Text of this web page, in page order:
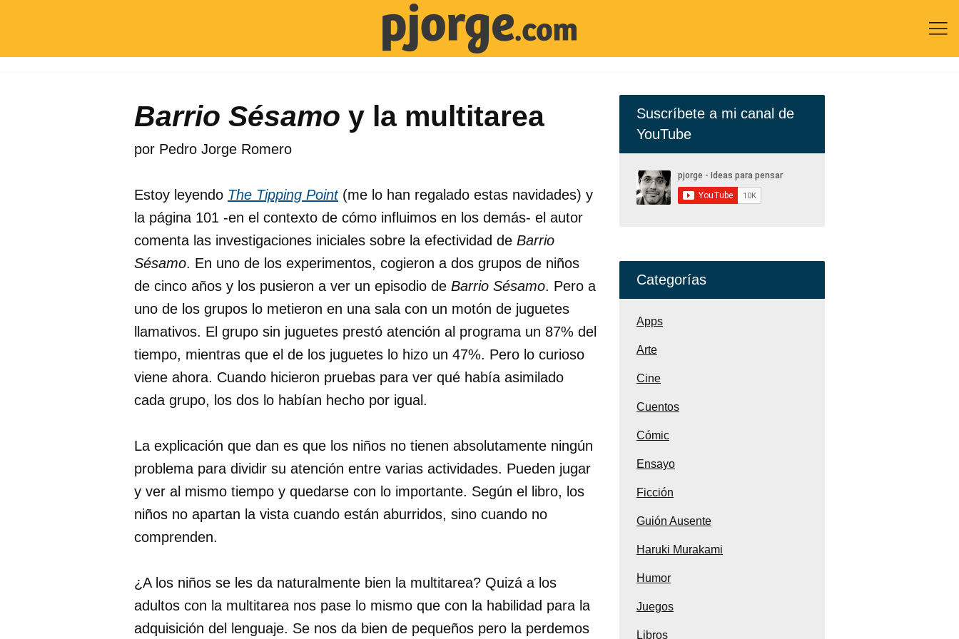

Barrio Sésamo y la multitarea
por Pedro Jorge Romero
Estoy leyendo The Tipping Point(me lo han regalado estas navidades) y
la página 101 -en el contexto de cómo influimos en los demás- el autor
comenta las investigaciones iniciales sobre la efectividad de Barrio
Sésamo. En uno de los experimentos, cogieron a dos grupos de niños
de cinco años y los pusieron a ver un episodio de Barrio Sésamo. Pero a
uno de los grupos lo metieron en una sala con un motón de juguetes
llamativos. El grupo sin juguetes prestó atención al programa un 87% del
tiempo, mientras que el de los juguetes lo hizo un 47%. Pero lo curioso
viene ahora. Cuando hicieron pruebas para ver qué había asimilado
cada grupo, los dos lo habían hecho por igual.
La explicación que dan es que los niños no tienen absolutamente ningún
problema para dividir su atención entre varias actividades. Pueden jugar
y ver al mismo tiempo y quedarse con lo importante. Según el libro, los
niños no apartan la vista cuando están aburridos, sino cuando no
comprenden.
¿A los niños se les da naturalmente bien la multitarea? Quizá a los
adultos con la multitarea nos pase lo mismo que con la habilidad para la
adquisición del lenguaje. Se nos da bien de pequeños pero la perdemos
Suscríbete a mi canal de
YouTube
Categorías
Apps
Arte
Cine
Cuentos
Cómic
Ensayo
Ficción
Guión Ausente
Haruki Murakami
Humor
Juegos
Libros